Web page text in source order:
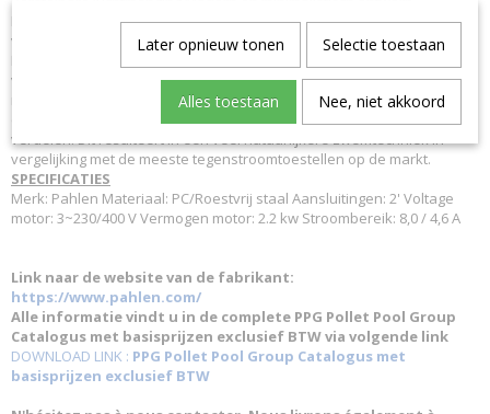
Ingebouwde handgreep Pneumatische startknop Voldoet aan eisen
van zwembadnormen Hoogwaardige motor Hoe werkt het?
Revolutionaire natuurlijke zwembeleving! Jet Swim Motion is gemaakt
van zuurbestendig roestvrij staal AISI 316L en gebruikt een volledig
nieuwe stromingstechniek met twee ovale inspuiters, waarvan de
onderste naar beneden is gericht om de waterstralen gelijkmatiger te
verdelen. Dit resulteert in een veel natuurlijkere zwemtechniek in
vergelijking met de meeste tegenstroomtoestellen op de markt.
SPECIFICATIES
Merk: Pahlen Materiaal: PC/Roestvrij staal Aansluitingen: 2' Voltage
motor: 3~230/400 V Vermogen motor: 2.2 kw Stroombereik: 8,0 / 4,6 A
Link naar de website van de fabrikant:
https://www.pahlen.com/
Alle informatie vindt u in de complete PPG Pollet Pool Group
Catalogus met basisprijzen exclusief BTW via volgende link
DOWNLOAD LINK : PPG Pollet Pool Group Catalogus met
basisprijzen exclusief BTW
Later opnieuw tonen Selectie toestaan
Alles toestaan Nee, niet akkoord